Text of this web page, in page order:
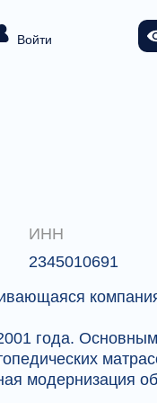
Войти
ИНН
2345010691
года.
модернизация